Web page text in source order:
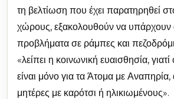
τη βελτίωση που έχει παρατηρηθεί
χώρους, εξακολουθούν να
προβλήματα σε ράμπες και
«λείπει η κοινωνική ευαισθησία,
είναι μόνο για τα Άτομα με Αναπηρία,
μητέρες με καρότσι ή ηλικιωμένους».